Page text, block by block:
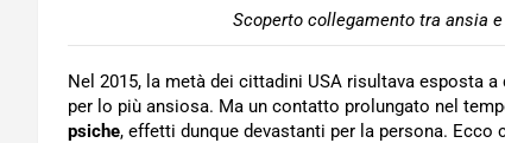
Scoperto collegamento tra ansia
Nel 2015, la metà dei cittadini USA risultava esposta
per lo più ansiosa. Ma un contatto prolungato nel
psiche, effetti dunque devastanti per la persona.